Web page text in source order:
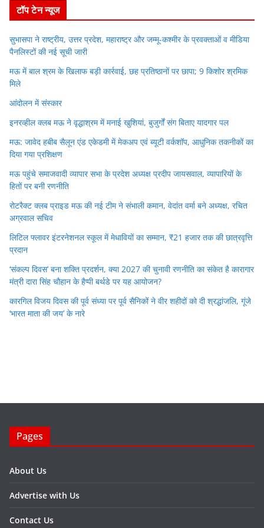
टॉप टेन न्यूज
सुभासपा ने राष्ट्रीय, उत्तर प्रदेश, महाराष्ट्र और जम्मू-कश्मीर के प्रवक्ताओं व मीडिया
पैनलिस्टों की नई सूची जारी
मऊ में बाल श्रम के खिलाफ बड़ी कार्रवाई, छह प्रतिष्ठानों पर छापा; 9 किशोर श्रमिक
मिले
आंदोलन में संस्कार
इनरव्हील क्लब मऊ ने वृद्धाश्रम में मनाई खुशियां, बुजुर्गों संग बिताए यादगार पल
मऊ: जावेद हबीब सैलून एंड एकेडमी में मेकअप एवं ब्यूटी वर्कशॉप, आधुनिक तकनीकों का
दिया गया प्रशिक्षण
मऊ पहुंचे समाजवादी व्यापार सभा के प्रदेश अध्यक्ष प्रदीप जायसवाल, व्यापारियों के
हितों पर बनी रणनीति
रोटरैक्ट क्लब प्राइड मऊ की नई टीम ने संभाली कमान, वेदांत वर्मा बने अध्यक्ष, रचित
अग्रवाल सचिव
लिटिल फ्लावर इंटरनेशनल स्कूल में मेधावियों का सम्मान, ₹21 हजार तक की छात्रवृत्ति
प्रदान
‘संकल्प दिवस’ बना शक्ति प्रदर्शन, क्या 2027 की चुनावी रणनीति का संकेत है कारागार
मंत्री दारा सिंह चौहान के हैप्पी बर्थडे पर यह आयोजन?
कारगिल विजय दिवस की पूर्व संध्या पर पूर्व सैनिकों ने वीर शहीदों को दी श्रद्धांजलि, गूंजे
‘भारत माता की जय’ के नारे
Pages
About Us
Advertise with Us
Contact Us